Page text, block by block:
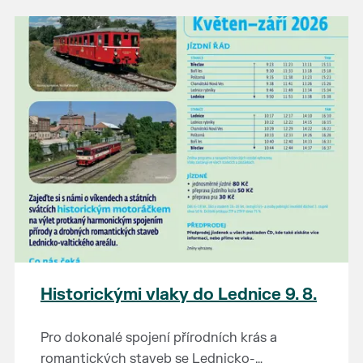
Prodejce prosíme tradičně o příchod 30
minut před začátkem, aby si vše na
prodejních místech stihli přichystat. Pokud
plánujete přijít a chcete rezervovat prodejní
místo, potvrďte prosím účast přes email
petr.vlasak@breclav.eu nebo zde v události,
ať víme, s kolika lidmi máme počítat. Počet
prodejních míst je omezen.
Těšíme se jako vždy!
Historickými vlaky do Lednice 9. 8.
Pro dokonalé spojení přírodních krás a
romantických staveb se Lednicko-